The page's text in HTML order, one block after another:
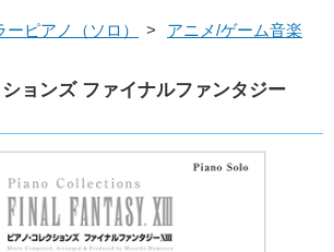
ーピアノ（ソロ） > アニメ/ゲーム音楽
ョンズ ファイナルファンタジー